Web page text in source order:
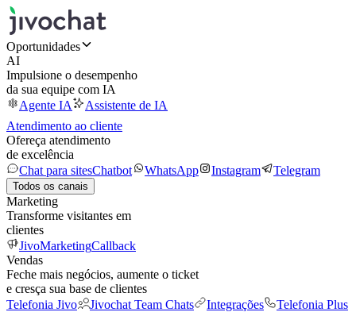
Oportunidades
AI
Impulsione o desempenho
da sua equipe com IA
Agente IA
Assistente de IA
Atendimento ao cliente
Ofereça atendimento
de excelência
Chat para sitesChatbot WhatsApp Instagram Telegram
Todos os canais
Marketing
Transforme visitantes em
clientes
JivoMarketingCallback
Vendas
Feche mais negócios, aumente o ticket
e cresça sua base de clientes
Telefonia Jivo
Jivochat Team Chats Integrações
Telefonia Plus